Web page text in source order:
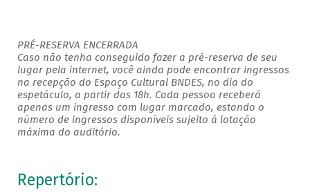
PRÉ-RESERVA ENCERRADA
Caso não tenha conseguido fazer a pré-reserva de seu
lugar pela internet, você ainda pode encontrar ingressos
na recepção do Espaço Cultural BNDES, no dia do
espetáculo, a partir das 18h. Cada pessoa receberá
apenas um ingresso com lugar marcado, estando o
número de ingressos disponíveis sujeito à lotação
máxima do auditório.
Repertório: